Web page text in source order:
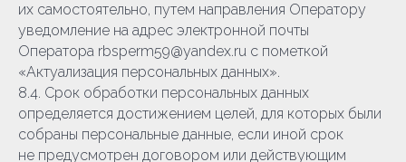
их самостоятельно, путем направления Оператору
уведомление на адрес электронной почты
Оператора rbsperm59@yandex.ru с пометкой
«Актуализация персональных данных».
8.4. Срок обработки персональных данных
определяется достижением целей, для которых были
собраны персональные данные, если иной срок
не предусмотрен договором или действующим